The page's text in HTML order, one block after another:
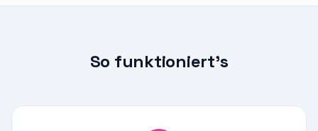
So funktioniert's